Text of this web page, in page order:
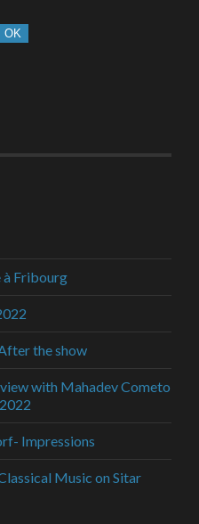
à Fribourg
the show
with Mahadev Cometo
Impressions
Music on Sitar